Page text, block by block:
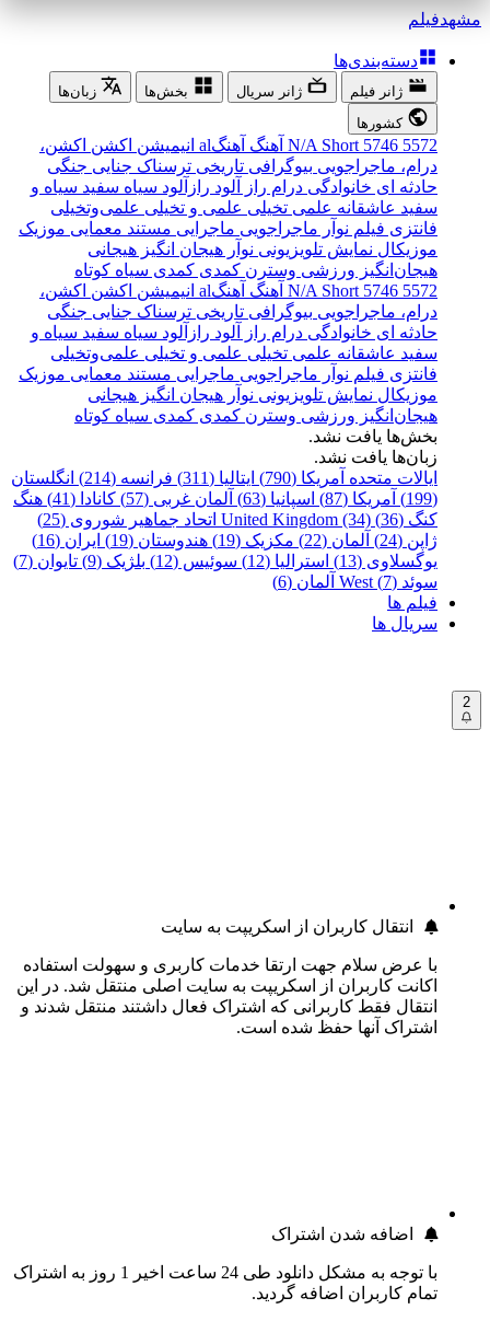
مشهدفیلم
دسته‌بندی‌ها
ژانر فیلم ژانر سریال بخش‌ها
زبان‌ها
کشورها
5572
5746
N/A Short آهنگ آهنگal انیمیشن اکشن اکشن،
درام، ماجراجویی بیوگرافی تاریخی ترسناک جنایی جنگی
حادثه ای خانوادگی درام راز آلود رازآلود سیاه سفید سیاه و
سفید عاشقانه علمی تخیلی علمی و تخیلی علمی‌و‌تخیلی
فانتزی فیلم نوآر ماجراجویی ماجرایی مستند معمایی موزیک
موزیکال نمایش تلویزیونی نوآر هیجان انگیز هیجانی
هیجان‌انگیز ورزشی وسترن کمدی کمدی سیاه کوتاه
5572
5746
N/A Short آهنگ آهنگal انیمیشن اکشن اکشن،
درام، ماجراجویی بیوگرافی تاریخی ترسناک جنایی جنگی
حادثه ای خانوادگی درام راز آلود رازآلود سیاه سفید سیاه و
سفید عاشقانه علمی تخیلی علمی و تخیلی علمی‌و‌تخیلی
فانتزی فیلم نوآر ماجراجویی ماجرایی مستند معمایی موزیک
موزیکال نمایش تلویزیونی نوآر هیجان انگیز هیجانی
هیجان‌انگیز ورزشی وسترن کمدی کمدی سیاه کوتاه
بخش‌ها یافت نشد.
زبان‌ها یافت نشد.
ایالات متحده آمریکا (790)
ایتالیا (311) فرانسه (214)
انگلستان
(199)
آمریکا (87) اسپانیا (63) آلمان غربی (57) کانادا (41)
هنگ
کنگ (36)
United Kingdom (34) اتحاد جماهیر شوروی (25)
ژاپن (24)
آلمان (22) مکزیک (19) هندوستان (19)
ایران (16)
یوگسلاوی (13)
استرالیا (12) سوئیس (12) بلژیک (9)
تایوان (7)
سوئد (7)
West آلمان (6)
فیلم ها
سریال ها
2
انتقال کاربران از اسکریپت به سایت
با عرض سلام جهت ارتقا خدمات کاربری و سهولت استفاده
اکانت کاربران از اسکریپت به سایت اصلی منتقل شد. در این
انتقال فقط کاربرانی که اشتراک فعال داشتند منتقل شدند و
اشتراک آنها حفظ شده است.
اضافه شدن اشتراک
با توجه به مشکل دانلود طی 24 ساعت اخیر 1 روز به اشتراک
تمام کاربران اضافه گردید.